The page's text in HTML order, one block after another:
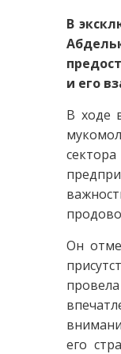
В
и его
В ходе
Он
его